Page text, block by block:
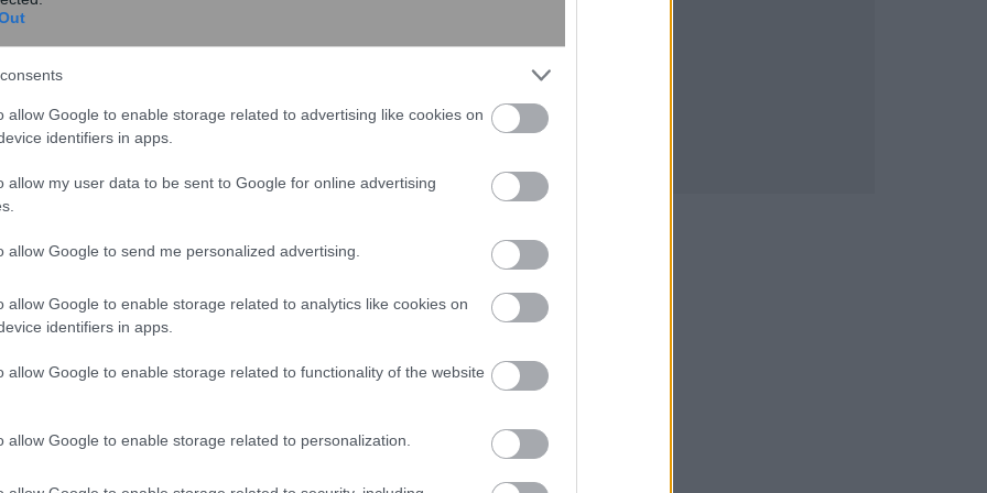
allow Google to enable storage related to advertising like cookies on
identifiers in apps.
allow my user data to be sent to Google for online advertising
allow Google to send me personalized advertising.
allow Google to enable storage related to analytics like cookies on
identifiers in apps.
allow Google to enable storage related to functionality of the website
allow Google to enable storage related to personalization.
να ψαρεύουν ακόμη και όταν έχουν
Η ελπίδα τους είναι ότι θα ψαρέψουν ακόμη
νερό τα μικρότερα που είχαν πιάσει
για να τα ψύξουν όλα.
Κολομβίας και της Δυτικής Αυστραλίας,
(Η θάλασσα γύρω μας), με επικεφαλής τον
στο επιστημονικό περιοδικό για θέματα
ωκεανό (σχεδόν πέντε εκατ. τόνοι ετησίως),
και στον Ινδικό ωκεανό (ένα εκατ. τόνοι).
και στη Μαύρη Θάλασσα, όπου κάθε χρόνο